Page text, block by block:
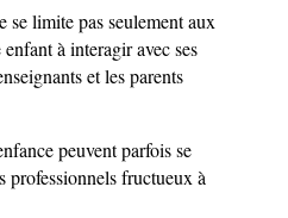
se limite pas seulement aux
à interagir avec ses
et les parents
peuvent parfois se
professionnels fructueux à